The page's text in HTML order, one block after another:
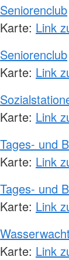
Seniorenclub
Karte: Link
Seniorenclub
Karte: Link
Karte: Link
Tages- und
Karte: Link
Tages- und
Karte: Link
Wasserwacht
Karte: Link